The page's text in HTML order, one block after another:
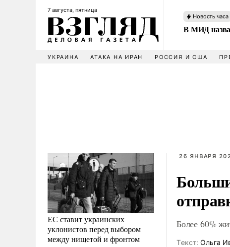
7 августа, пятница
Новость часа
В МИД
УКРАИНА АТАКА НА ИРАН РОССИЯ И США
ЕС ставит украинских
уклонистов перед выбором
между нищетой и фронтом
26 ЯНВАРЯ
Более 60%
Tекст: Ольга